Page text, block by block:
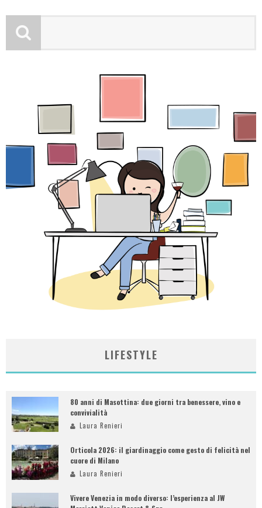
LIFESTYLE
80 anni di Masottina: due giorni tra benessere, vino e
convivialità
Laura Renieri
Orticola 2026: il giardinaggio come gesto di felicità nel
cuore di Milano
Laura Renieri
Vivere Venezia in modo diverso: l’esperienza al JW